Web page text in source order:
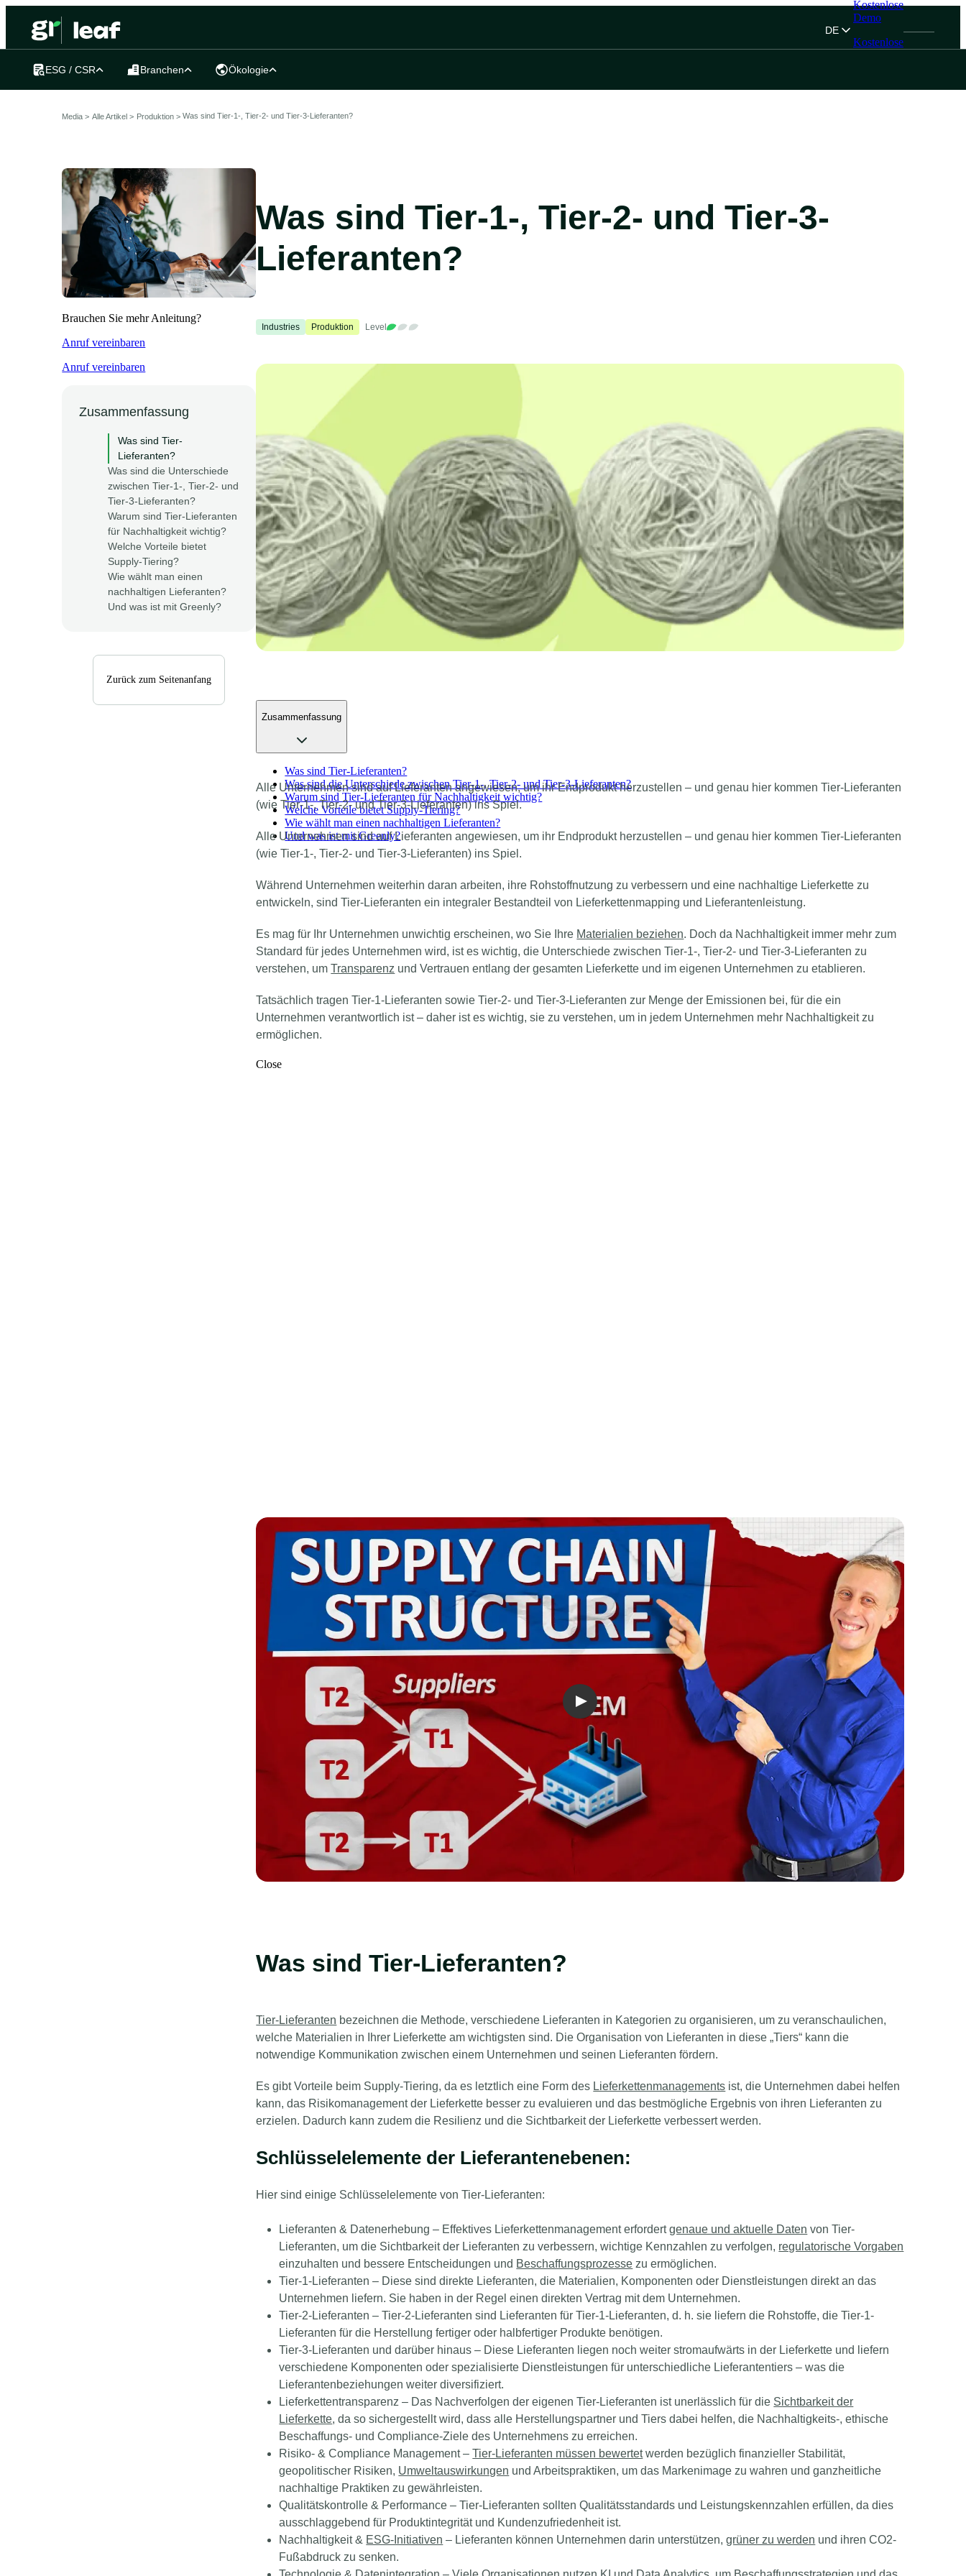
DE
Kostenlose
Demo
Kostenlose
ESG / CSR Branchen Ökologie
Media > Alle Artikel > Produktion > Was sind Tier-1-, Tier-2- und Tier-3-Lieferanten?
Brauchen Sie mehr Anleitung?
Anruf vereinbaren
Anruf vereinbaren
Zusammenfassung
Was sind Tier-
Lieferanten?
Was sind die Unterschiede
zwischen Tier-1-, Tier-2- und
Tier-3-Lieferanten?
Warum sind Tier-Lieferanten
für Nachhaltigkeit wichtig?
Welche Vorteile bietet
Supply-Tiering?
Wie wählt man einen
nachhaltigen Lieferanten?
Und was ist mit Greenly?
Zurück zum Seitenanfang
Was sind Tier-1-, Tier-2- und Tier-3-
Lieferanten?
Industries Produktion Level
Zusammenfassung
Was sind Tier-Lieferanten?
Was sind die Unterschiede zwischen Tier-1-, Tier-2- und Tier-3-Lieferanten?
Warum sind Tier-Lieferanten für Nachhaltigkeit wichtig?
Welche Vorteile bietet Supply-Tiering?
Wie wählt man einen nachhaltigen Lieferanten?
Und was ist mit Greenly?
Alle Unternehmen sind auf Lieferanten angewiesen, um ihr Endprodukt herzustellen – und genau hier kommen Tier-Lieferanten
(wie Tier-1-, Tier-2- und Tier-3-Lieferanten) ins Spiel.
Alle Unternehmen sind auf Lieferanten angewiesen, um ihr Endprodukt herzustellen – und genau hier kommen Tier-Lieferanten
(wie Tier-1-, Tier-2- und Tier-3-Lieferanten) ins Spiel.
Während Unternehmen weiterhin daran arbeiten, ihre Rohstoffnutzung zu verbessern und eine nachhaltige Lieferkette zu
entwickeln, sind Tier-Lieferanten ein integraler Bestandteil von Lieferkettenmapping und Lieferantenleistung.
Es mag für Ihr Unternehmen unwichtig erscheinen, wo Sie Ihre Materialien beziehen. Doch da Nachhaltigkeit immer mehr zum
Standard für jedes Unternehmen wird, ist es wichtig, die Unterschiede zwischen Tier-1-, Tier-2- und Tier-3-Lieferanten zu
verstehen, umTransparenz und Vertrauen entlang der gesamten Lieferkette und im eigenen Unternehmen zu etablieren.
Tatsächlich tragen Tier-1-Lieferanten sowie Tier-2- und Tier-3-Lieferanten zur Menge der Emissionen bei, für die ein
Unternehmen verantwortlich ist – daher ist es wichtig, sie zu verstehen, um in jedem Unternehmen mehr Nachhaltigkeit zu
ermöglichen.
Close
Was sind Tier-Lieferanten?
Tier-Lieferanten bezeichnen die Methode, verschiedene Lieferanten in Kategorien zu organisieren, um zu veranschaulichen,
welche Materialien in Ihrer Lieferkette am wichtigsten sind. Die Organisation von Lieferanten in diese „Tiers“ kann die
notwendige Kommunikation zwischen einem Unternehmen und seinen Lieferanten fördern.
Es gibt Vorteile beim Supply-Tiering, da es letztlich eine Form des Lieferkettenmanagements ist, die Unternehmen dabei helfen
kann, das Risikomanagement der Lieferkette besser zu evaluieren und das bestmögliche Ergebnis von ihren Lieferanten zu
erzielen. Dadurch kann zudem die Resilienz und die Sichtbarkeit der Lieferkette verbessert werden.
Schlüsselelemente der Lieferantenebenen:
Hier sind einige Schlüsselelemente von Tier-Lieferanten:
Lieferanten & Datenerhebung – Effektives Lieferkettenmanagement erfordertgenaue und aktuelle Daten von Tier-
Lieferanten, um die Sichtbarkeit der Lieferanten zu verbessern, wichtige Kennzahlen zu verfolgen, regulatorische Vorgaben
einzuhalten und bessere Entscheidungen und Beschaffungsprozesse zu ermöglichen.
Tier-1-Lieferanten – Diese sinddirekte Lieferanten, die Materialien, Komponenten oder Dienstleistungen direkt an das
Unternehmen liefern. Sie haben in der Regel einen direkten Vertrag mit dem Unternehmen.
Tier-2-Lieferanten – Tier-2-Lieferanten sind Lieferanten für Tier-1-Lieferanten, d. h. sie liefern die Rohstoffe, die Tier-1-
Lieferanten für die Herstellung fertiger oder halbfertiger Produkte benötigen.
Tier-3-Lieferanten und darüber hinaus – Diese Lieferanten liegen noch weiter stromaufwärts in der Lieferkette und liefern
verschiedene Komponenten oder spezialisierte Dienstleistungen für unterschiedliche Lieferantentiers – was die
Lieferantenbeziehungen weiter diversifiziert.
Lieferkettentransparenz – Das Nachverfolgen der eigenen Tier-Lieferanten ist unerlässlich für die Sichtbarkeit der
Lieferkette, da so sichergestellt wird, dass alle Herstellungspartner und Tiers dabei helfen, die Nachhaltigkeits-, ethische
Beschaffungs- undCompliance-Ziele des Unternehmens zu erreichen.
Risiko- & Compliance Management–Tier-Lieferanten müssen bewertetwerden bezüglichfinanzieller Stabilität,
geopolitischer Risiken, Umweltauswirkungen und Arbeitspraktiken, um das Markenimage zu wahren und ganzheitliche
nachhaltige Praktiken zu gewährleisten.
Qualitätskontrolle & Performance – Tier-Lieferanten sollten Qualitätsstandards und Leistungskennzahlen erfüllen, da dies
ausschlaggebend für Produktintegrität und Kundenzufriedenheitist.
Nachhaltigkeit & ESG-Initiativen – Lieferanten können Unternehmen darin unterstützen,grüner zu werden und ihren CO2-
Fußabdruck zu senken.